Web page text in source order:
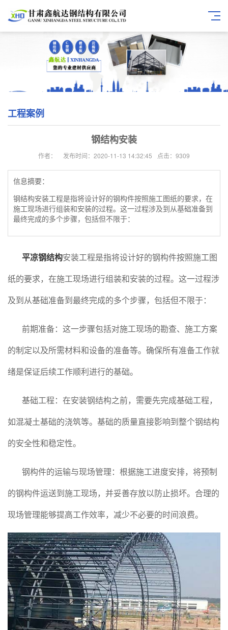
工程案例
钢结构安装
作者： 发布时间：2020-11-13 14:32:45 点击：9309
信息摘要：
钢结构安装工程是指将设计好的钢构件按照施工图纸的要求，在
施工现场进行组装和安装的过程。这一过程涉及到从基础准备到
最终完成的多个步骤，包括但不限于：
平凉钢结构安装工程是指将设计好的钢构件按照施工图
纸的要求，在施工现场进行组装和安装的过程。这一过程涉
及到从基础准备到最终完成的多个步骤，包括但不限于：
前期准备：这一步骤包括对施工现场的勘查、施工方案
的制定以及所需材料和设备的准备等。确保所有准备工作就
绪是保证后续工作顺利进行的基础。
基础工程：在安装钢结构之前，需要先完成基础工程，
如混凝土基础的浇筑等。基础的质量直接影响到整个钢结构
的安全性和稳定性。
钢构件的运输与现场管理：根据施工进度安排，将预制
的钢构件运送到施工现场，并妥善存放以防止损坏。合理的
现场管理能够提高工作效率，减少不必要的时间浪费。